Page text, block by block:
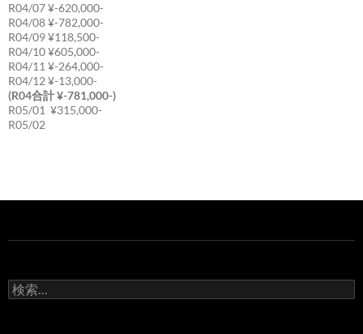
R04/07 ¥-620,000-
R04/08 ¥-782,000-
R04/09 ¥118,500-
R04/10 ¥605,000-
R04/11 ¥-264,000-
R04/12 ¥-13,000-
(R04合計 ¥-781,000-)
R05/01 ¥315,000-
R05/02
検
索: